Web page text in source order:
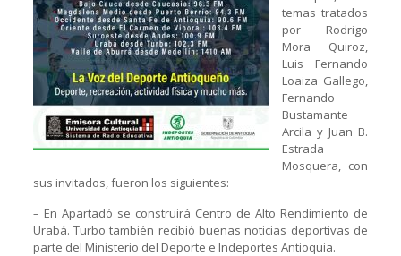
temas tratados
por Rodrigo
Mora Quiroz,
Luis Fernando
Loaiza Gallego,
Fernando
Bustamante
Arcila y Juan B.
Estrada
Mosquera, con
sus invitados, fueron los siguientes:
– En Apartadó se construirá Centro de Alto Rendimiento de
Urabá. Turbo también recibió buenas noticias deportivas de
parte del Ministerio del Deporte e Indeportes Antioquia.